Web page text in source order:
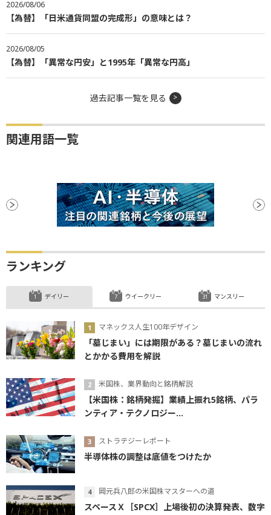
2026/08/06
【為替】「日米通貨同盟の完成形」の意味とは？
2026/08/05
【為替】「異常な円安」と1995年「異常な円高」
過去記事一覧を見る
関連用語一覧
ランキング
デイリー
マネックス人生100年デザイン
「墓じまい」には期限がある？墓じまいの流れ
とかかる費用を解説
米国株、業界動向と銘柄解説
【米国株：銘柄発掘】業績上振れ5銘柄、パラ
ンティア・テクノロジー...
ストラテジーレポート
半導体株の調整は底値をつけたか
岡元兵八郎の米国株マスターへの道
スペースＸ［SPCX］上場後初の決算発表、数字
ウイークリー マンスリー